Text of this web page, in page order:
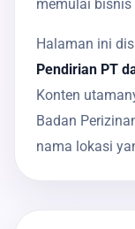
memulai bisnis
Halaman ini
Pendirian PT
Konten
Badan
nama lokasi